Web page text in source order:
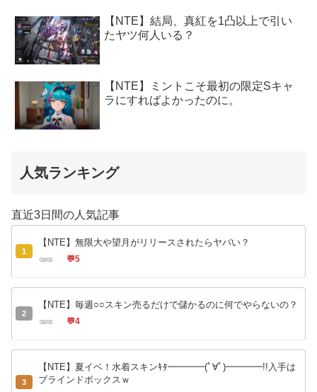
【NTE】結局、真紅を1凸以上で引い
たヤツ何人いる？
【NTE】ミントこそ最初の限定Sキャ
ラにすればよかったのに。
人気ランキング
直近3日間の人気記事
1
【NTE】無限大や望月がリリースされたらヤバい？
08/06 💬5
2
【NTE】毎週○○スキン売るだけで儲かるのに何でやらないの？
08/06 💬4
3
【NTE】夏イベ！水着スキンｷﾀ━━━━(ﾟ∀ﾟ)━━━━!!入手は
ブラインドボックスｗ